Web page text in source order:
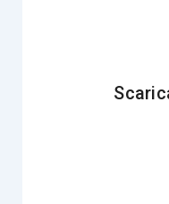
sia esso la
essenziale per
alimentare.